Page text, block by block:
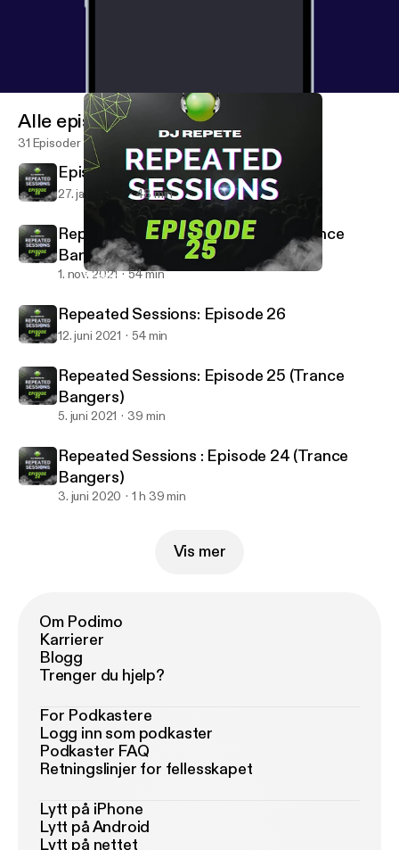
Repeated Sessions: Episode 25 (Trance Bangers)
Alle episoder
31 Episoder
Episode28
27. jan. 2024 48 min
Repeated Sessions: Episode 27 (Trance
Bangers)
1. nov. 2021 54 min
Repeated Sessions: Episode 26
12. juni 2021 54 min
Repeated Sessions: Episode 25 (Trance
Bangers)
5. juni 2021 39 min
Repeated Sessions : Episode 24 (Trance
Bangers)
3. juni 2020 1 h 39 min
Vis mer
Om Podimo
Karrierer
Blogg
Trenger du hjelp?
For Podkastere
Logg inn som podkaster
Podkaster FAQ
Retningslinjer for fellesskapet
Lytt på iPhone
Lytt på Android
Lytt på nettet